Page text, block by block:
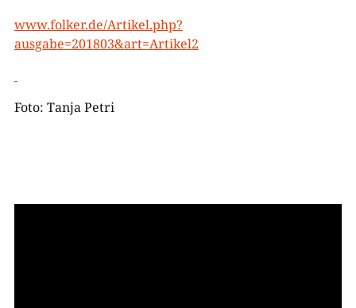
www.folker.de/Artikel.php?
ausgabe=201803&art=Artikel2
Foto: Tanja Petri